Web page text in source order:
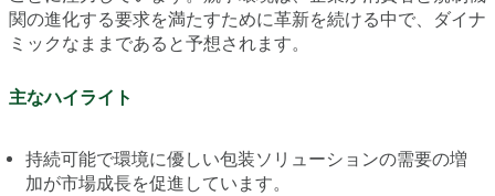
関の進化する要求を満たすために革新を続ける中で、ダイナ
ミックなままであると予想されます。
主なハイライト
持続可能で環境に優しい包装ソリューションの需要の増
加が市場成長を促進しています。